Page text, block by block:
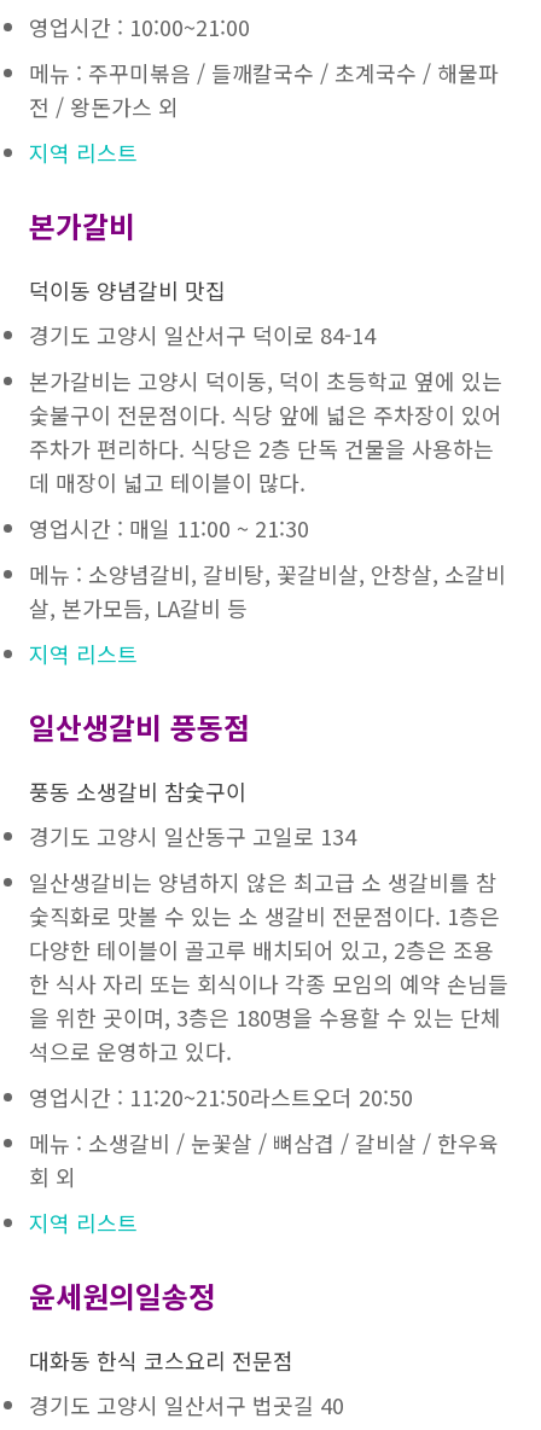
영업시간 : 10:00~21:00
메뉴 : 주꾸미볶음 / 들깨칼국수 / 초계국수 / 해물파
전 / 왕돈가스 외
지역 리스트
본가갈비
덕이동 양념갈비 맛집
경기도 고양시 일산서구 덕이로 84-14
본가갈비는 고양시 덕이동, 덕이 초등학교 옆에 있는
숯불구이 전문점이다. 식당 앞에 넓은 주차장이 있어
주차가 편리하다. 식당은 2층 단독 건물을 사용하는
데 매장이 넓고 테이블이 많다.
영업시간 : 매일 11:00 ~ 21:30
메뉴 : 소양념갈비, 갈비탕, 꽃갈비살, 안창살, 소갈비
살, 본가모듬, LA갈비 등
지역 리스트
일산생갈비 풍동점
풍동 소생갈비 참숯구이
경기도 고양시 일산동구 고일로 134
일산생갈비는 양념하지 않은 최고급 소 생갈비를 참
숯직화로 맛볼 수 있는 소 생갈비 전문점이다. 1층은
다양한 테이블이 골고루 배치되어 있고, 2층은 조용
한 식사 자리 또는 회식이나 각종 모임의 예약 손님들
을 위한 곳이며, 3층은 180명을 수용할 수 있는 단체
석으로 운영하고 있다.
영업시간 : 11:20~21:50라스트오더 20:50
메뉴 : 소생갈비 / 눈꽃살 / 뼈삼겹 / 갈비살 / 한우육
회 외
지역 리스트
윤세원의일송정
대화동 한식 코스요리 전문점
경기도 고양시 일산서구 법곳길 40